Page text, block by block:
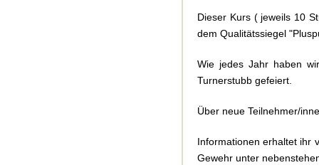
Dieser Kurs ( jeweils 10
dem Qualitätssiegel
Wie jedes Jahr haben
Turnerstubb gefeiert.
Über neue Teilnehmer/
Informationen erhaltet ihr
Gewehr unter